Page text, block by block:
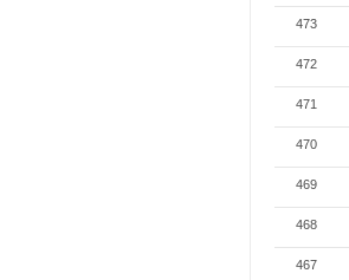
473
472
471
470
469
468
467